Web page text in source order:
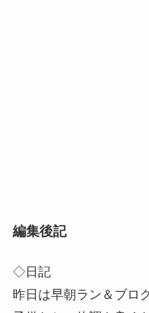
編集後記
◇日記
昨日は早朝ラン＆ブロ